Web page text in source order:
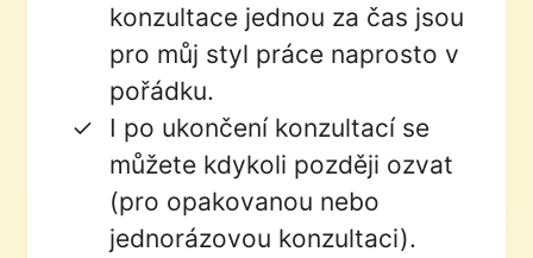
konzultace jednou za čas jsou
pro můj styl práce naprosto v
pořádku.
I po ukončení konzultací se
můžete kdykoli později ozvat
(pro opakovanou nebo
jednorázovou konzultaci).